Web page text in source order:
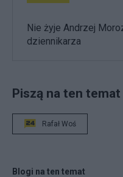
Nie żyje Andrzej
dziennikarza
Piszą na ten temat
Rafał Woś
Blogi na ten temat